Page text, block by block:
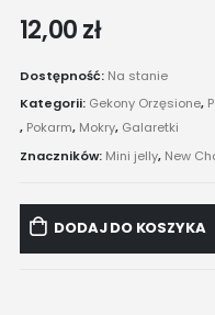
12,00zł
Dostępność: Na stanie
Kategorii: Gekony Orzęsione,
, Pokarm, Mokry, Galaretki
Znaczników: Mini jelly, New
DODAJ DO KOSZYKA